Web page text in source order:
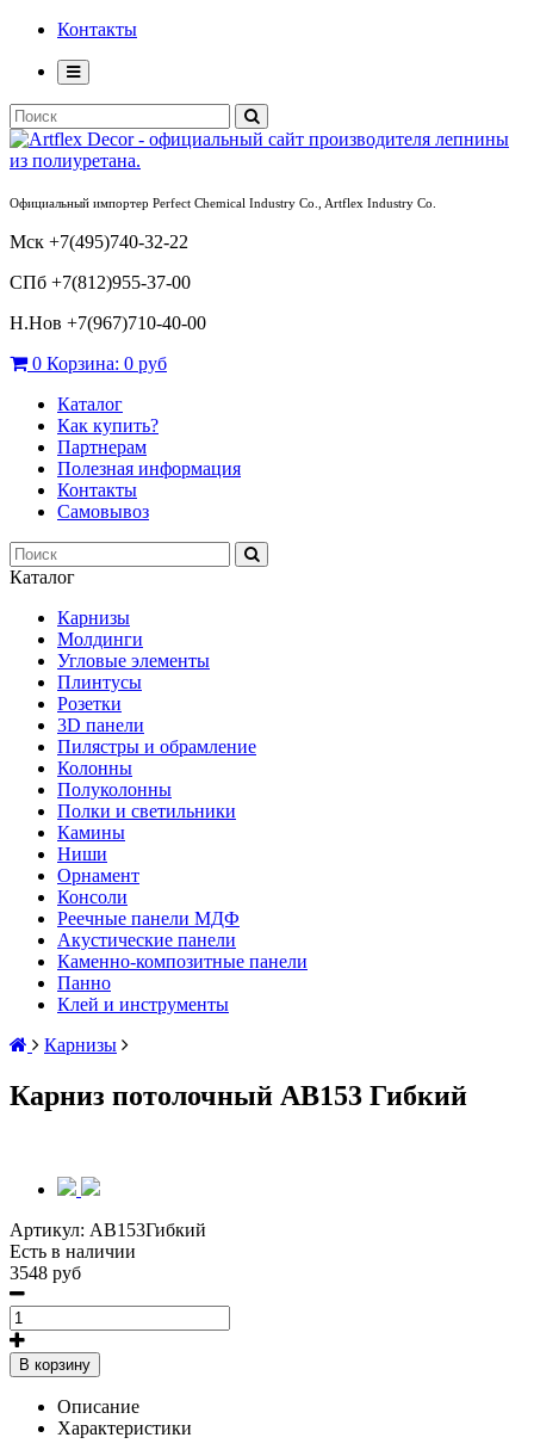
Контакты
Официальный импортер Perfect Chemical Industry Co., Artflex Industry Co.
Мск +7(495)740-32-22
СПб +7(812)955-37-00
Н.Нов +7(967)710-40-00
0 Корзина: 0 руб
Каталог
Как купить?
Партнерам
Полезная информация
Контакты
Самовывоз
Каталог
Карнизы
Молдинги
Угловые элементы
Плинтусы
Розетки
3D панели
Пилястры и обрамление
Колонны
Полуколонны
Полки и светильники
Камины
Ниши
Орнамент
Консоли
Реечные панели МДФ
Акустические панели
Каменно-композитные панели
Панно
Клей и инструменты
Карнизы
Карниз потолочный AB153 Гибкий
Артикул: AB153Гибкий
Есть в наличии
3548 руб
В корзину
Описание
Характеристики